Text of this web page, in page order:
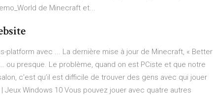
de Minecraft et...
platform avec ... La dernière mise à jour de Minecraft, « Better
ou presque. Le problème, quand on est PCiste et que notre
c’est qu’il est difficile de trouver des gens avec qui jouer
| Jeux Windows 10 Vous pouvez jouer avec quatre autres